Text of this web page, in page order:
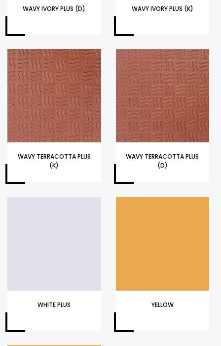
WAVY IVORY PLUS (D) WAVY IVORY PLUS (K)
WAVY TERRACOTTA PLUS
(K)
WAVY TERRACOTTA PLUS
(D)
WHITE PLUS YELLOW